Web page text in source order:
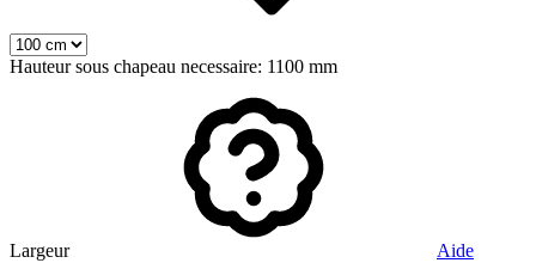
Hauteur sous chapeau necessaire: 1100 mm
Largeur Aide